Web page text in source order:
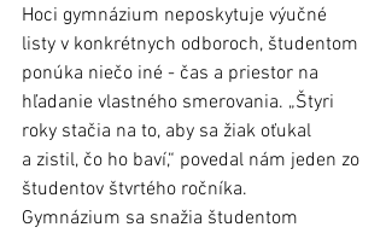
Hoci gymnázium neposkytuje výučné
listy v konkrétnych odboroch, študentom
ponúka niečo iné - čas a priestor na
hľadanie vlastného smerovania. „Štyri
roky stačia na to, aby sa žiak oťukal
a zistil, čo ho baví,“ povedal nám jeden zo
študentov štvrtého ročníka.
Gymnázium sa snažia študentom